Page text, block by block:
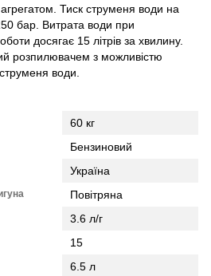
Тиск струменя води на
бар. Витрата води при
досягає 15 літрів за хвилину.
розпилювачем з можливістю
води.
60 кг
Бензиновий
Україна
Повітряна
3.6 л/г
15
6.5 л